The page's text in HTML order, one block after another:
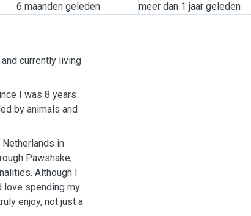
6 maanden geleden meer dan 1 jaar geleden
currently living
I was 8 years
by animals and
in
Pawshake,
Although I
love spending my
enjoy, not just a